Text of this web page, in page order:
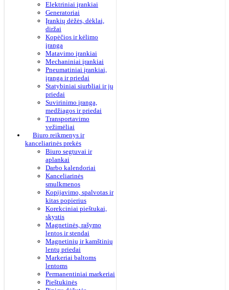
Elektriniai įrankiai
Generatoriai
Įrankių dėžės, dėklai,
diržai
Kopėčios ir kėlimo
įranga
Matavimo įrankiai
Mechaniniai įrankiai
Pneumatiniai įrankiai,
įranga ir priedai
Statybiniai siurbliai ir jų
priedai
Suvirinimo įranga,
medžiagos ir priedai
Transportavimo
vežimėliai
Biuro reikmenys ir
kanceliarinės prekės
Biuro segtuvai ir
aplankai
Darbo kalendoriai
Kanceliarinės
smulkmenos
Kopijavimo, spalvotas ir
kitas popierius
Korekciniai pieštukai,
skystis
Magnetinės, rašymo
lentos ir stendai
Magnetinių ir kamštinių
lentų priedai
Markeriai baltoms
lentoms
Permanentiniai markeriai
Pieštukinės